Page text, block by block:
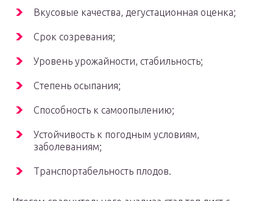
Вкусовые качества, дегустационная оценка;
Срок созревания;
Уровень урожайности, стабильность;
Степень осыпания;
Способность к самоопылению;
Устойчивость к погодным условиям,
заболеваниям;
Транспортабельность плодов.